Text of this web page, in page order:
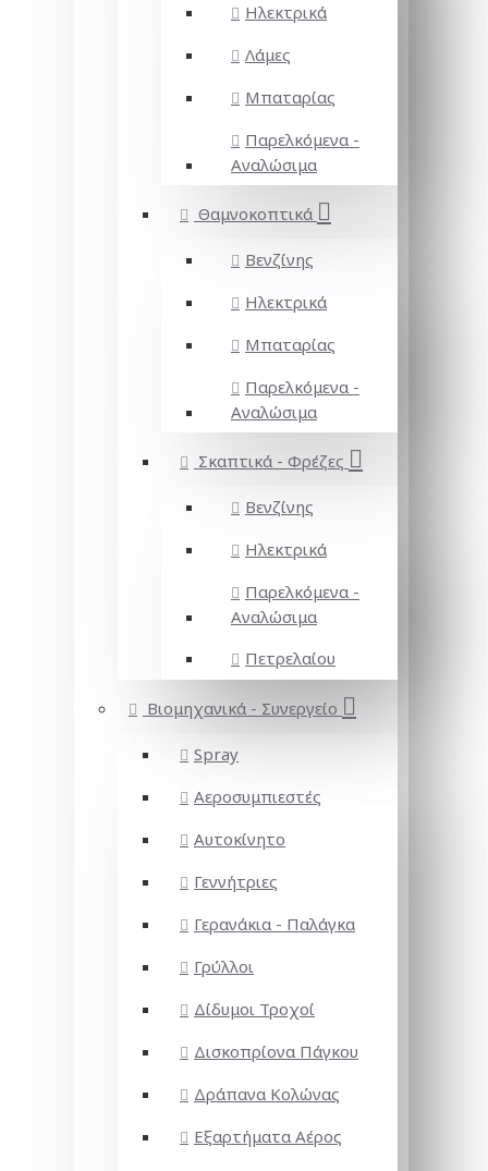
Ηλεκτρικά
Λάμες
Μπαταρίας
Παρελκόμενα -
Αναλώσιμα
Θαμνοκοπτικά
Βενζίνης
Ηλεκτρικά
Μπαταρίας
Παρελκόμενα -
Αναλώσιμα
Σκαπτικά - Φρέζες
Βενζίνης
Ηλεκτρικά
Παρελκόμενα -
Αναλώσιμα
Πετρελαίου
Βιομηχανικά - Συνεργείο
Spray
Αεροσυμπιεστές
Αυτοκίνητο
Γεννήτριες
Γερανάκια - Παλάγκα
Γρύλλοι
Δίδυμοι Τροχοί
Δισκοπρίονα Πάγκου
Δράπανα Κολώνας
Εξαρτήματα Αέρος